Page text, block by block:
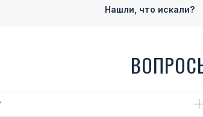
Нашли, что искали?